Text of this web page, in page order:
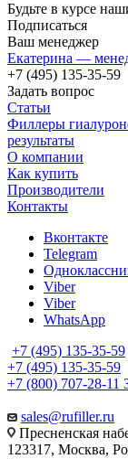
Будьте в курсе
Подписаться
Ваш менеджер
Екатерина —
+7 (495) 135-35-59
Задать вопрос
Статьи
Филлеры
результаты
О компании
Как купить
Производители
Контакты
Вконтакте
Telegram
Viber
Viber
WhatsApp
+7 (495) 135-35-59
+7 (495) 135-35-59
+7 (800) 707-28-11
sales@rufiller.ru
Пресненская
123317, Москва,